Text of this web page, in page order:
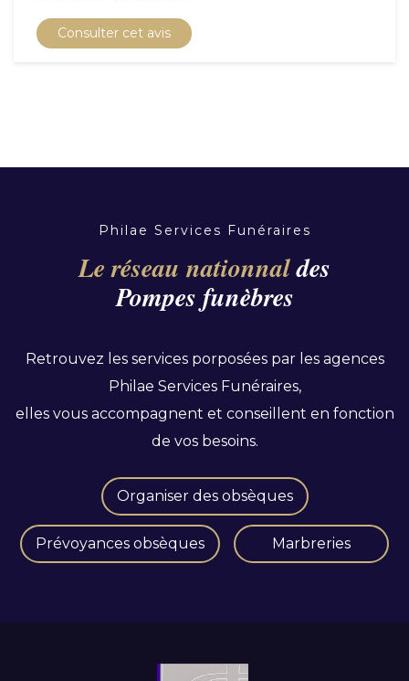
Consulter cet avis
Philae Services Funéraires
Le réseau nationnaldes
Pompes funèbres
Retrouvez les services porposées par les agences
Philae Services Funéraires,
elles vous accompagnent et conseillent en fonction
de vos besoins.
Organiser des obsèques
Prévoyances obsèques Marbreries